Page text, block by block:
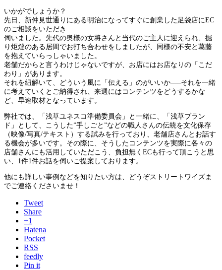
いかがでしょうか？
先日、新仲見世通りにある明治になってすぐに創業した足袋店にEC
のご相談をいただき
伺いました。先代の奥様の女将さんと当代のご主人に迎えられ、掘
り炬燵のある居間でお打ち合わせをしましたが、同様の不安と葛藤
を抱えていらっしゃいました。
老舗だからと言うわけじゃないですが、お店にはお店なりの「こだ
わり」があります。
それを紐解いて、どういう風に「伝える」のがいいか—–それを一緒
に考えていくとご納得され、来週にはコンテンツをどうするかな
ど、早速取材となっています。
弊社では、「浅草ユネスコ準備委員会」と一緒に、「浅草ブラン
ド」として、こうした”手しごと”などの職人さんの伝統を文化保存
（映像/写真/テキスト）する試みを行っており、老舗店さんとお話す
る機会が多いです。その際に、そうしたコンテンツを実際に各々の
店舗さんにも活用していただこう、負担無くECも行って頂こうと思
い、1件1件お話を伺いご提案しております。
他にも詳しい事例などを知りたい方は、どうぞストリートワイズま
でご連絡くださいませ！
Tweet
Share
+1
Hatena
Pocket
RSS
feedly
Pin it